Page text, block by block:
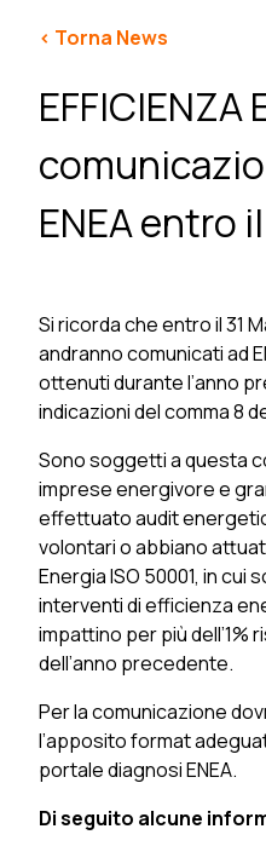
< Torna News
EFFICIENZA
ENEA entro
Si ricorda che entro il 31
andranno comunicati ad
ottenuti durante l’anno
indicazioni del comma 8
Sono soggetti a questa
imprese energivore e
effettuato audit
volontari o abbiano
Energia ISO 50001, in
interventi di efficienza
impattino per più dell’1%
dell’anno precedente.
Per la comunicazione
l’apposito format
portale diagnosi ENEA.
Di seguito alcune